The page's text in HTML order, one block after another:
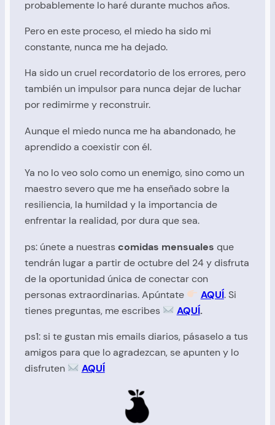
probablemente lo haré durante muchos años.
Pero en este proceso, el miedo ha sido mi
constante, nunca me ha dejado.
Ha sido un cruel recordatorio de los errores, pero
también un impulsor para nunca dejar de luchar
por redimirme y reconstruir.
Aunque el miedo nunca me ha abandonado, he
aprendido a coexistir con él.
Ya no lo veo solo como un enemigo, sino como un
maestro severo que me ha enseñado sobre la
resiliencia, la humildad y la importancia de
enfrentar la realidad, por dura que sea.
ps: únete a nuestrascomidas mensuales que
tendrán lugar a partir de octubre del 24 y disfruta
de la oportunidad única de conectar con
personas extraordinarias. Apúntate
AQUÍ. Si
tienes preguntas, meescribes AQUÍ.
ps1: si te gustan mis emails diarios, pásaselo a tus
amigos para que lo agradezcan, se apunten y lo
disfruten
AQUÍ